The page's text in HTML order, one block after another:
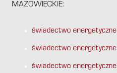
MAZOWIECKIE:
świadectwo
świadectwo
świadectwo